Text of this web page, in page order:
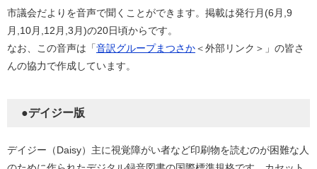
市議会だよりを音声で聞くことができます。掲載は発行月(6月,9
月,10月,12月,3月)の20日頃からです。
なお、この音声は「音訳グループまつさか＜外部リンク＞」の皆さ
んの協力で作成しています。
●デイジー版
デイジー（Daisy）主に視覚障がい者など印刷物を読むのが困難な人